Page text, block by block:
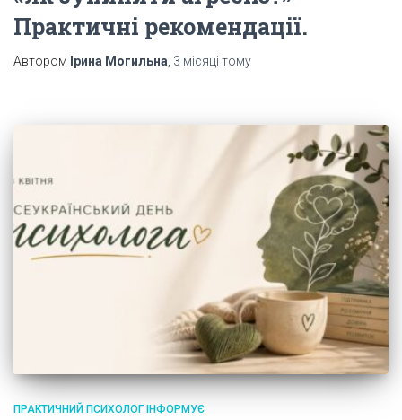
Практичні рекомендації.
Автором Ірина Могильна 3 місяці тому
ПРАКТИЧНИЙ ПСИХОЛОГ ІНФОРМУЄ